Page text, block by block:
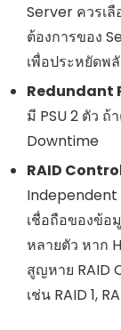
Server ควรเ
ต้องการของ
เพื่อประหยัดพ
Redundant
มี PSU 2 ตัว
Downtime
RAID
Independent
เชื่อถือของข้อ
หลายตัว หาก
สูญหาย RAID
เช่น RAID 1,